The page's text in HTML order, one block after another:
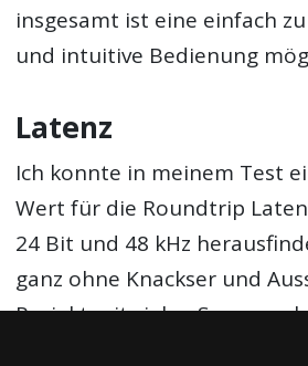
insgesamt ist eine einfach
und intuitive Bedienung
Latenz
Ich konnte in meinem Test
Wert für die Roundtrip
24 Bit und 48 kHz
ganz ohne Knackser und
Projekt mit vielen Spuren,